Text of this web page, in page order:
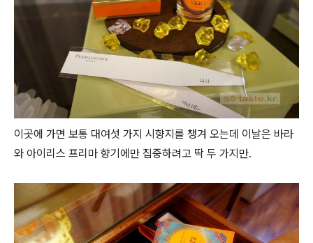
이곳에 가면 보통 대여섯 가지 시향지를 챙겨 오는데 이날은 바라
와 아이리스 프리마 향기에만 집중하려고 딱 두 가지만.